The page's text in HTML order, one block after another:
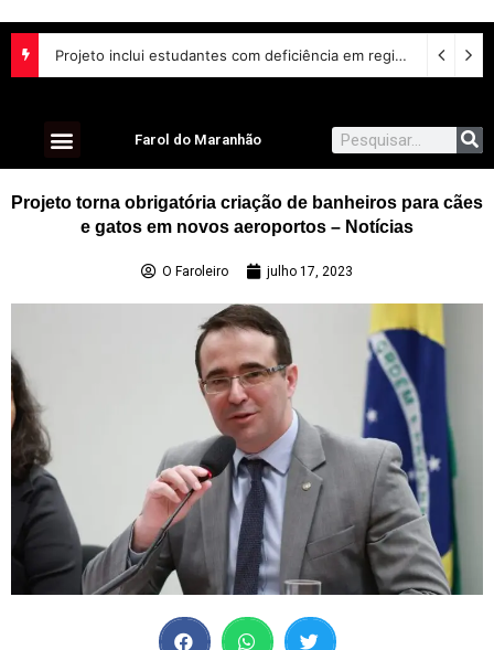
Projeto inclui estudantes com deficiência em regime escolar especial
Farol do Maranhão
Projeto torna obrigatória criação de banheiros para cães
e gatos em novos aeroportos – Notícias
O Faroleiro julho 17, 2023